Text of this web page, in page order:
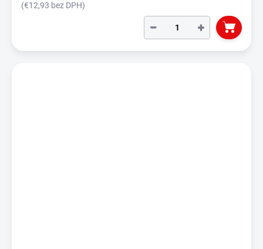
(€12,93 bez DPH)
+
−